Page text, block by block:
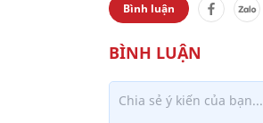
Bình luận